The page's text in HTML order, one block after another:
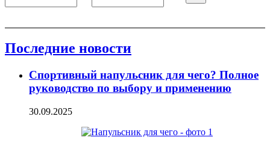
Последние новости
Спортивный напульсник для чего? Полное
руководство по выбору и применению
30.09.2025